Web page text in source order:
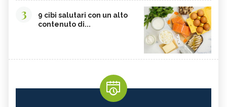
3
9 cibi salutari con un alto
contenuto di...